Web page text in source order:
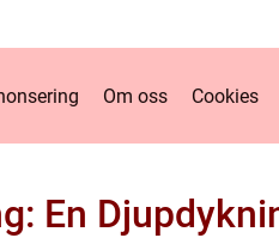
Om oss Cookies
En